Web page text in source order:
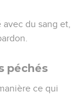
du sang et,
péchés
ce qui